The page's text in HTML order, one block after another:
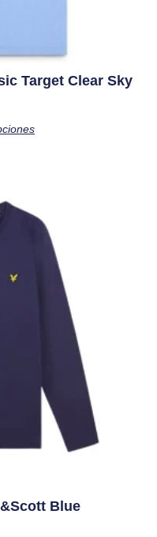
Target Clear Sky
Blue